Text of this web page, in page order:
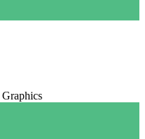
Graphics